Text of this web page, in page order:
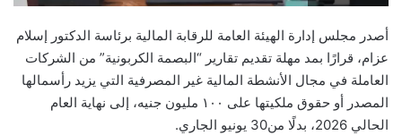
أصدر مجلس إدارة الهيئة العامة للرقابة المالية برئاسة الدكتور إسلام
عزام، قرارًا بمد مهلة تقديم تقارير “البصمة الكربونية” من الشركات
العاملة في مجال الأنشطة المالية غير المصرفية التي يزيد رأسمالها
المصدر أو حقوق ملكيتها على ١٠٠ مليون جنيه، إلى نهاية العام
الحالي 2026، بدلًا من30 يونيو الجاري.